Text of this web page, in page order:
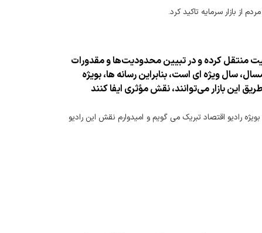
از بازار سرمایه تاکید کرد.
منتقل كرده و در تبیین محدودیت‌ها و مقدورات
سال ویژه ای است، بنابراین رسانه ها، بویژه
این بازار می‌توانند، نقش مؤثری ایفا كنند
رادیو اقتصاد تبریک می گویم و امیدوارم نقش این رادیو